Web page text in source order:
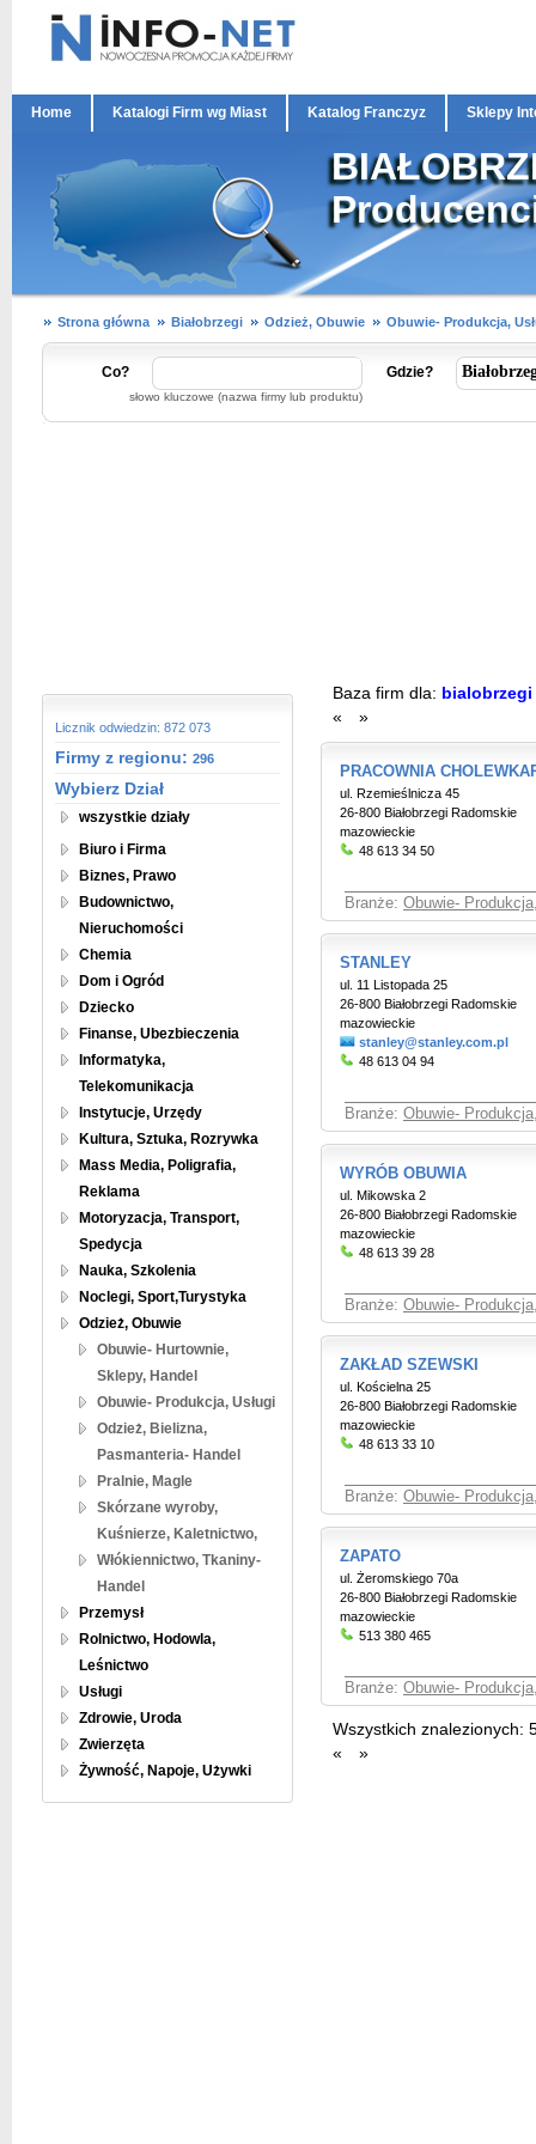
Home Katalogi Firm wg Miast Katalog Franczyz Sklepy
Strona główna Białobrzegi Odzież, Obuwie Obuwie- Produkcja,
Co?
słowo kluczowe (nazwa firmy lub produktu)
Gdzie?
Licznik odwiedzin: 872 073
Firmy z regionu: 296
Wybierz Dział
wszystkie działy
Biuro i Firma
Biznes, Prawo
Budownictwo,
Nieruchomości
Chemia
Dom i Ogród
Dziecko
Finanse, Ubezbieczenia
Informatyka,
Telekomunikacja
Instytucje, Urzędy
Kultura, Sztuka, Rozrywka
Mass Media, Poligrafia,
Reklama
Motoryzacja, Transport,
Spedycja
Nauka, Szkolenia
Noclegi, Sport,Turystyka
Odzież, Obuwie
Obuwie- Hurtownie,
Sklepy, Handel
Obuwie- Produkcja, Usługi
Odzież, Bielizna,
Pasmanteria- Handel
Pralnie, Magle
Skórzane wyroby,
Kuśnierze, Kaletnictwo,
Włókiennictwo, Tkaniny-
Handel
Przemysł
Rolnictwo, Hodowla,
Leśnictwo
Usługi
Zdrowie, Uroda
Zwierzęta
Żywność, Napoje, Używki
Baza firm dla:
«
»
PRACOWNIA
ul. Rzemieślnicza 45
26-800 Białobrzegi Radomskie
mazowieckie
48 613 34 50
Branże: Obuwie-
STANLEY
ul. 11 Listopada 25
26-800 Białobrzegi Radomskie
mazowieckie
stanley@stanley.com.pl
48 613 04 94
Branże: Obuwie-
WYRÓB OBUWIA
ul. Mikowska 2
26-800 Białobrzegi Radomskie
mazowieckie
48 613 39 28
Branże: Obuwie-
ZAKŁAD SZEWSKI
ul. Kościelna 25
26-800 Białobrzegi Radomskie
mazowieckie
48 613 33 10
Branże: Obuwie-
ZAPATO
ul. Żeromskiego 70a
26-800 Białobrzegi Radomskie
mazowieckie
513 380 465
Branże: Obuwie-
Wszystkich znalezionych:
«
»